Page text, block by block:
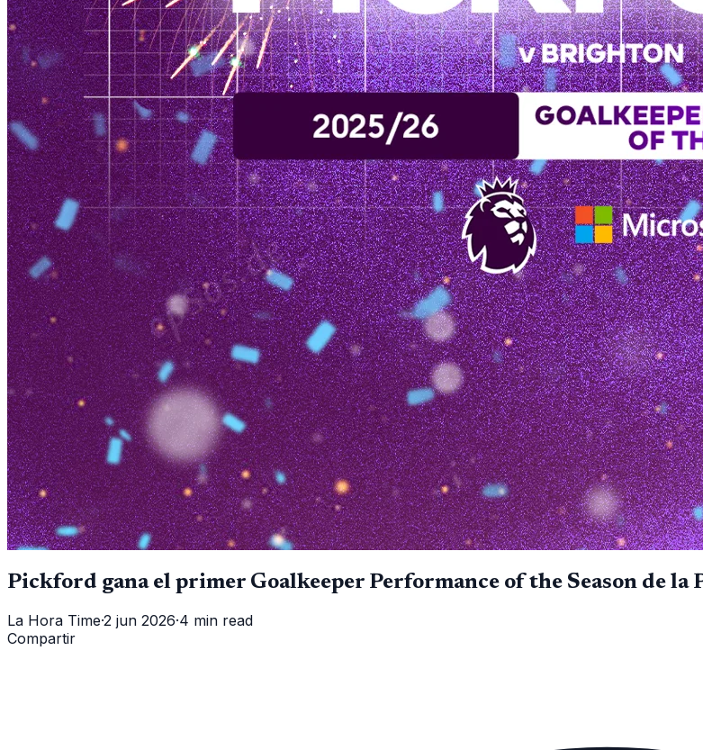
Pickford gana el primer Goalkeeper Performance of the Season de la
La Hora Time·2 jun 2026·4 min read
Compartir